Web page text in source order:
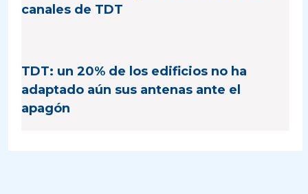
canales de TDT
TDT: un 20% de los edificios no ha
adaptado aún sus antenas ante el
apagón